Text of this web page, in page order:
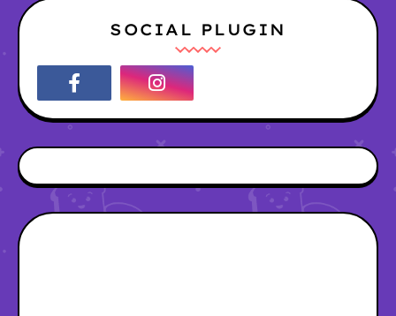
SOCIAL PLUGIN